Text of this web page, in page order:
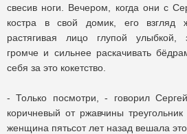
свесив ноги. Вечером, когда они с
костра в свой домик, его взгляд
растягивая лицо глупой улыбкой,
громче и сильнее раскачивать
себя за это кокетство.
- Только посмотри, - говорил
коричневый от ржавчины
женщина пятьсот лет назад вешала